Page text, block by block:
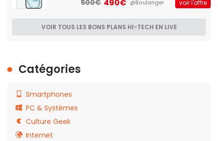
500€ 490€ @Boulanger voir l'offre
VOIR TOUS LES BONS PLANS HI-TECH EN LIVE
Catégories
Smartphones
PC & Systèmes
Culture Geek
Internet